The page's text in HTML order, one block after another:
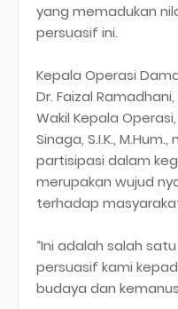
yang memadukan
persuasif ini.
Kepala Operasi
Dr. Faizal Ramadhani,
Wakil Kepala
Sinaga, S.I.K.,
partisipasi dalam
merupakan wujud
terhadap
“Ini adalah salah
persuasif kami
budaya dan